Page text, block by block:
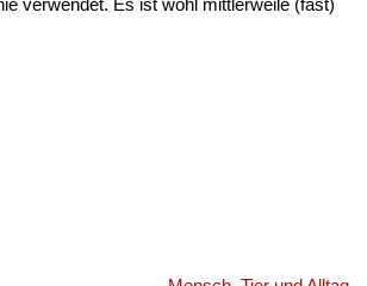
verwendet. Es ist wohl mittlerweile (fast)